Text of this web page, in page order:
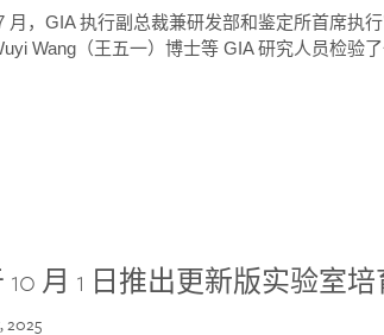
月，GIA 执行副总裁兼研发部和鉴定所首席执
Wang（王五一）博士等 GIA 研究人员检验
10 月 1 日推出更新版实验室
2025